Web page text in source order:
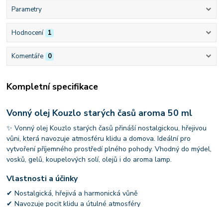
Parametry
Hodnocení 1
Komentáře 0
Kompletní specifikace
Vonný olej Kouzlo starých časů aroma 50 ml
✨ Vonný olej Kouzlo starých časů přináší nostalgickou, hřejivou
vůni, která navozuje atmosféru klidu a domova. Ideální pro
vytvoření příjemného prostředí plného pohody. Vhodný do mýdel,
vosků, gelů, koupelových solí, olejů i do aroma lamp.
Vlastnosti a účinky
✔ Nostalgická, hřejivá a harmonická vůně
✔ Navozuje pocit klidu a útulné atmosféry